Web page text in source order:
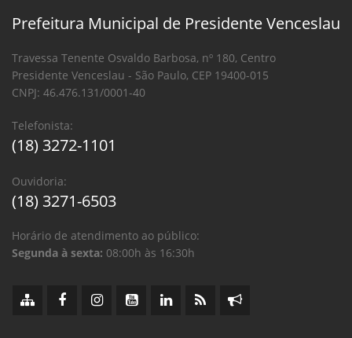
Prefeitura Municipal de Presidente Venceslau
Travessa Tenente Osvaldo Barbosa, nº 180, Centro
Presidente Venceslau - São Paulo, CEP 19400-015
CNPJ: 46.476.131/0001-40
Telefonista:
(18) 3272-1101
Ouvidoria:
(18) 3271-6503
Horário de atendimento ao público:
Segunda à sexta: 08:00h às 16:30h